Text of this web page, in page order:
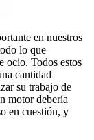
en nuestros
lo que
ocio. Todos estos
cantidad
su trabajo de
motor debería
en cuestión, y